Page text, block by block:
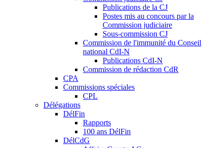
Publications de la CJ
Postes mis au concours par la
Commission judiciaire
Sous-commission CJ
Commission de l'immunité du Conseil
national CdI-N
Publications CdI-N
Commission de rédaction CdR
CPA
Commissions spéciales
CPL
Délégations
DélFin
Rapports
100 ans DélFin
DélCdG